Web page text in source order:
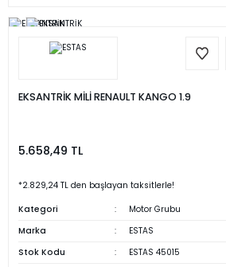
EKSANTRİK MİLİ RENAULT KANGO 1.9
5.658,49 TL
*2.829,24 TL den başlayan taksitlerle!
Kategori
Motor Grubu
Marka
ESTAS
Stok Kodu
ESTAS 45015